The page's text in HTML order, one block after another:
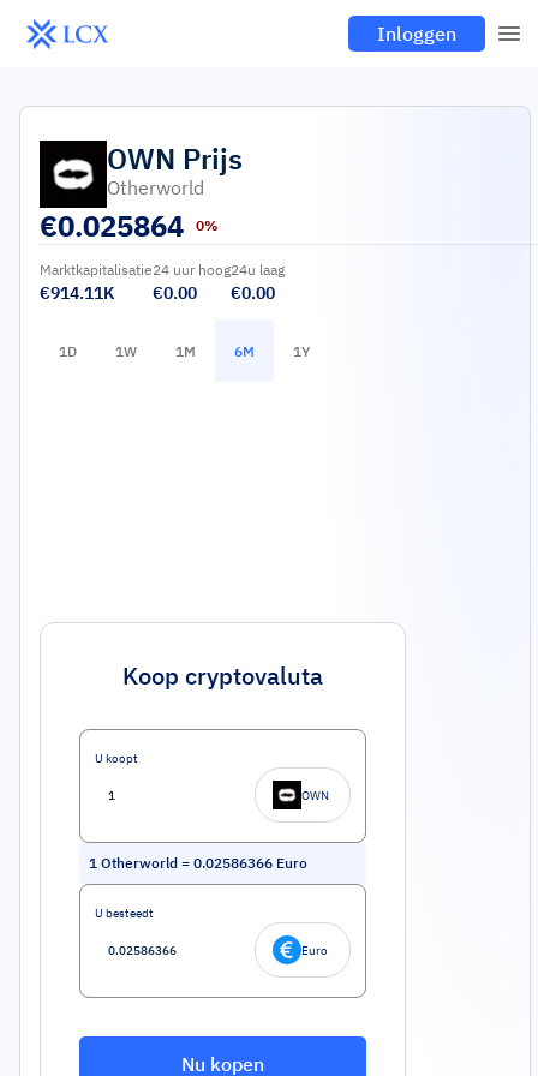
Inloggen
OWN Prijs
Otherworld
€0.025864 0%
Marktkapitalisatie
€914.11K
24 uur hoog
€0.00
24u laag
€0.00
1D 1W 1M 6M 1Y
Koop cryptovaluta
U koopt
OWN
1 Otherworld = 0.02586366 Euro
U besteedt
Euro
Nu kopen